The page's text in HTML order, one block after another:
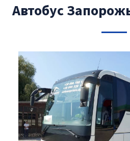
Автобус